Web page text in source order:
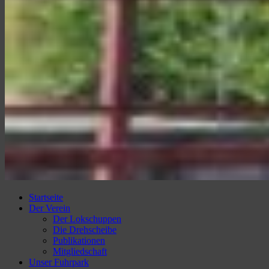
Amberger Kaolinbahn e.V.
Ambergs Eisenbahnerlebnis
Startseite
Der Verein
Der Lokschuppen
Die Drehscheibe
Publikationen
Mitgliedschaft
Unser Fuhrpark